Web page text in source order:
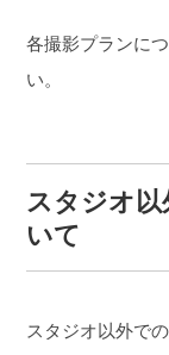
各撮影プランに
い。
スタジオ以
いて
スタジオ以外で